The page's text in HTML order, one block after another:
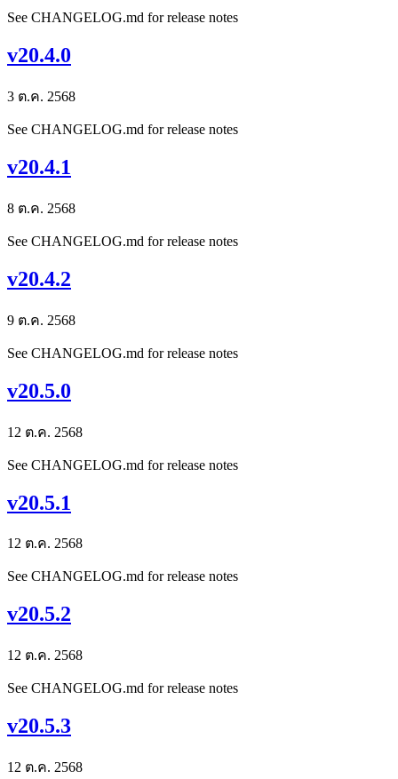
See CHANGELOG.md for release notes
v20.4.0
3 ต.ค. 2568
See CHANGELOG.md for release notes
v20.4.1
8 ต.ค. 2568
See CHANGELOG.md for release notes
v20.4.2
9 ต.ค. 2568
See CHANGELOG.md for release notes
v20.5.0
12 ต.ค. 2568
See CHANGELOG.md for release notes
v20.5.1
12 ต.ค. 2568
See CHANGELOG.md for release notes
v20.5.2
12 ต.ค. 2568
See CHANGELOG.md for release notes
v20.5.3
12 ต.ค. 2568